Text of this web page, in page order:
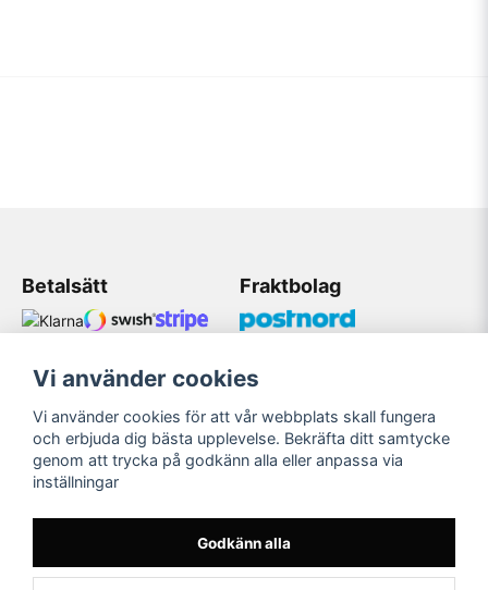
Betalsätt Fraktbolag
Kundtjänst
Mobil: 08 509 075 83
Mail: Bildekaler@gmail.com
Öppetider 11:00-18:00
Vi använder cookies
Vi använder cookies för att vår webbplats skall fungera
och erbjuda dig bästa upplevelse. Bekräfta ditt samtycke
genom att trycka på godkänn alla eller anpassa via
inställningar
Godkänn alla